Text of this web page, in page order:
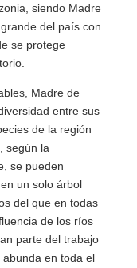
siendo Madre
del país con
se protege
Madre de
entre sus
de la región
según la
se pueden
un solo árbol
del que en todas
de los ríos
parte del trabajo
en toda el